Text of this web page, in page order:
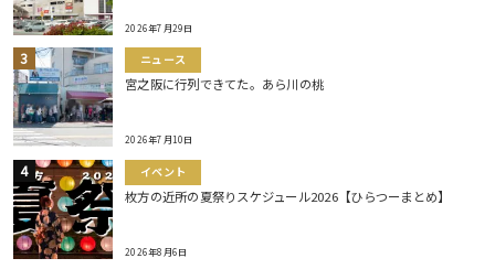
2026年7月29日
ニュース
宮之阪に行列できてた。あら川の桃
2026年7月10日
イベント
枚方の近所の夏祭りスケジュール2026【ひらつーまとめ】
2026年8月6日